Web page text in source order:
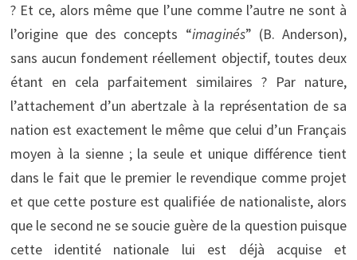
? Et ce, alors même que l’une comme l’autre ne sont à
l’origine que des concepts “imaginés” (B. Anderson),
sans aucun fondement réellement objectif, toutes deux
étant en cela parfaitement similaires ? Par nature,
l’attachement d’un abertzale à la représentation de sa
nation est exactement le même que celui d’un Français
moyen à la sienne ; la seule et unique différence tient
dans le fait que le premier le revendique comme projet
et que cette posture est qualifiée de nationaliste, alors
que le second ne se soucie guère de la question puisque
cette identité nationale lui est déjà acquise et